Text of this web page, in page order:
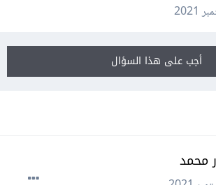
أجب على هذا السؤال
محمد